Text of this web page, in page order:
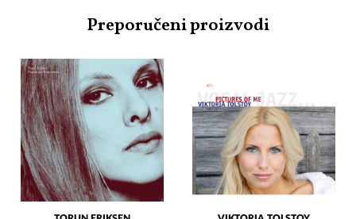
Preporučeni proizvodi